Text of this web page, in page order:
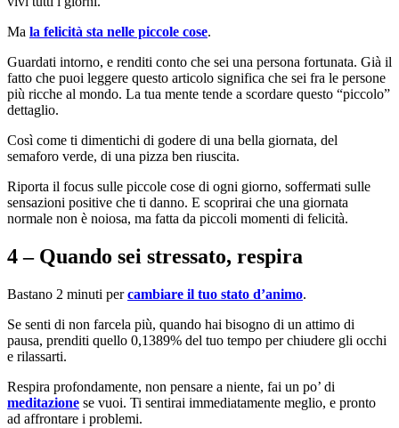
Ma la felicità sta nelle piccole cose.
Guardati intorno, e renditi conto che sei una persona fortunata. Già il
fatto che puoi leggere questo articolo significa che sei fra le persone
più ricche al mondo. La tua mente tende a scordare questo “piccolo”
dettaglio.
Così come ti dimentichi di godere di una bella giornata, del
semaforo verde, di una pizza ben riuscita.
Riporta il focus sulle piccole cose di ogni giorno, soffermati sulle
sensazioni positive che ti danno. E scoprirai che una giornata
normale non è noiosa, ma fatta da piccoli momenti di felicità.
4 – Quando sei stressato, respira
Bastano 2 minuti percambiare il tuo stato d’animo.
Se senti di non farcela più, quando hai bisogno di un attimo di
pausa, prenditi quello 0,1389% del tuo tempo per chiudere gli occhi
e rilassarti.
Respira profondamente, non pensare a niente, fai un po’ di
meditazione se vuoi. Ti sentirai immediatamente meglio, e pronto
ad affrontare i problemi.